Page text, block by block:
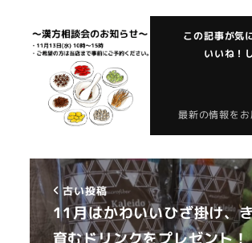
この記事が気
いいね！
最新の情報を
古い投稿
11月はかわいいひざ掛け、
育むドリンクをプレゼント！